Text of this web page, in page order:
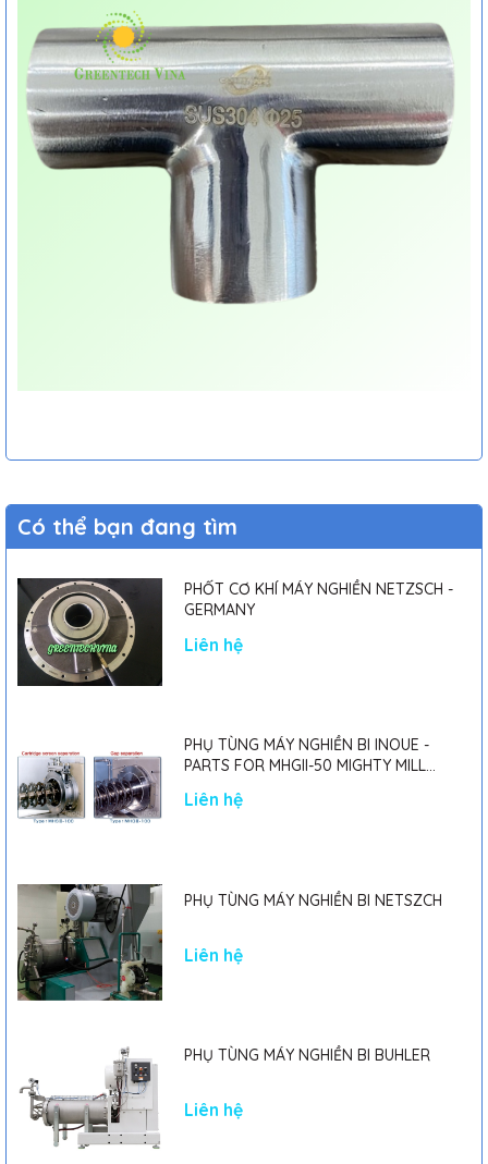
Có thể bạn đang tìm
PHỐT CƠ KHÍ MÁY NGHIỀN NETZSCH -
GERMANY
Liên hệ
PHỤ TÙNG MÁY NGHIỀN BI INOUE -
PARTS FOR MHGII-50 MIGHTY MILL
Liên hệ
PHỤ TÙNG MÁY NGHIỀN BI NETSZCH
Liên hệ
PHỤ TÙNG MÁY NGHIỀN BI BUHLER
Liên hệ